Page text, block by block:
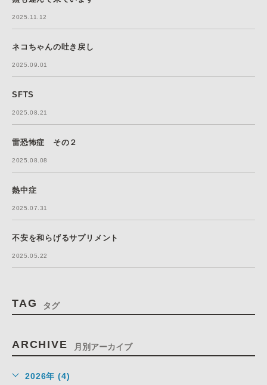
2025.11.12
ネコちゃんの吐き戻し
2025.09.01
SFTS
2025.08.21
雷恐怖症 その２
2025.08.08
熱中症
2025.07.31
不安を和らげるサプリメント
2025.05.22
TAG タグ
ARCHIVE 月別アーカイブ
2026年 (4)